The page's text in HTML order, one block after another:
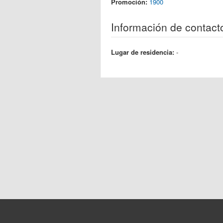
Información de
Lugar de residencia: -